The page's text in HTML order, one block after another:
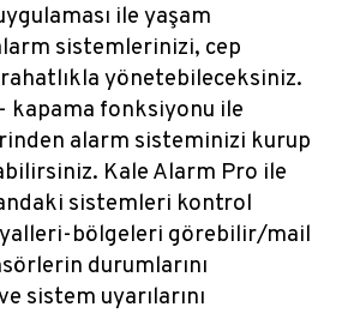
ile yaşam
sistemlerinizi, cep
yönetebileceksiniz.
kapama fonksiyonu ile
alarm sisteminizi kurup
Kale Alarm Pro ile
sistemleri kontrol
bölgeleri görebilir/mail
durumlarını
sistem uyarılarını